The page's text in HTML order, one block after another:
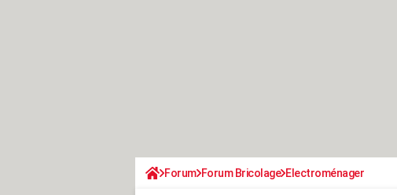
Forum Forum Bricolage Electroménager